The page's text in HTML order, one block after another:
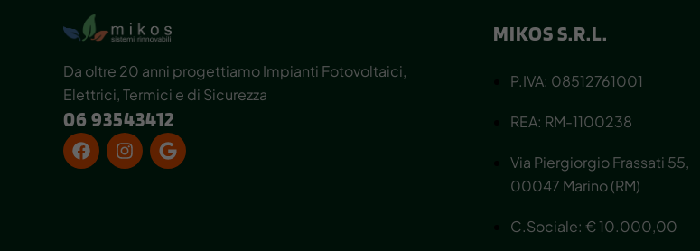
Da oltre 20 anni progettiamo Impianti Fotovoltaici,
Elettrici, Termici e di Sicurezza
06 93543412
MIKOS S.R.L.
P.IVA: 08512761001
REA: RM-1100238
Via Piergiorgio Frassati 55,
00047 Marino (RM)
C.Sociale: € 10.000,00